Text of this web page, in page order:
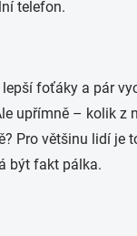
telefon.
foťáky a pár
upřímně – kolik z
Pro většinu lidí je
být fakt pálka.